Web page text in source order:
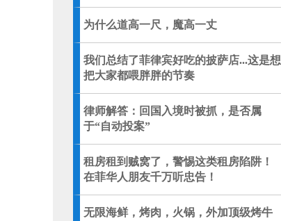
为什么道高一尺，魔高一丈
我们总结了菲律宾好吃的披萨店...这是想
把大家都喂胖胖的节奏
律师解答：回国入境时被抓，是否属
于“自动投案”
租房租到贼窝了，警惕这类租房陷阱！
在菲华人朋友千万听忠告！
无限海鲜，烤肉，火锅，外加顶级烤牛